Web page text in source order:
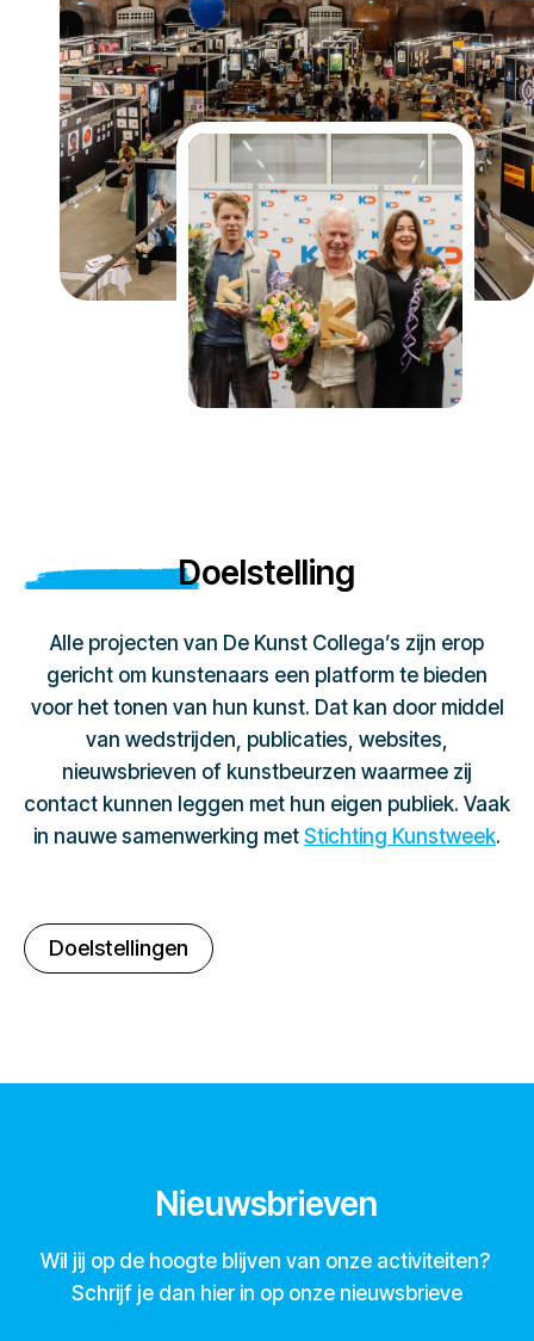
Doelstelling
Alle projecten van De Kunst Collega’s zijn erop
gericht om kunstenaars een platform te bieden
voor het tonen van hun kunst. Dat kan door middel
van wedstrijden, publicaties, websites,
nieuwsbrieven of kunstbeurzen waarmee zij
contact kunnen leggen met hun eigen publiek. Vaak
in nauwe samenwerking met Stichting Kunstweek.
Doelstellingen
Nieuwsbrieven
Wil jij op de hoogte blijven van onze activiteiten?
Schrijf je dan hier in op onze nieuwsbrieve